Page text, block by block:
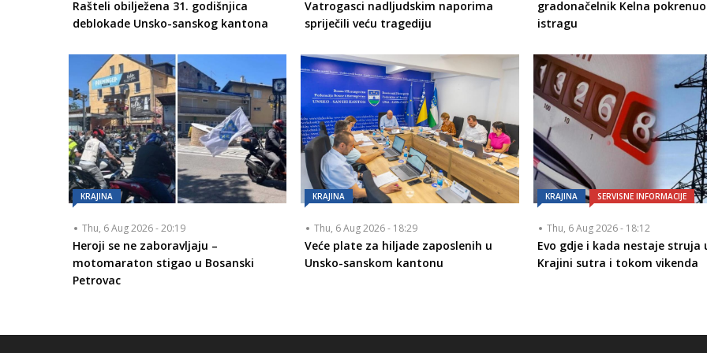
Rašteli obilježena 31. godišnjica
deblokade Unsko-sanskog kantona
Vatrogasci nadljudskim naporima
spriječili veću tragediju
gradonačelnik Kelna pokrenuo
istragu
KRAJINA
Thu, 6 Aug 2026 - 20:19
Heroji se ne zaboravljaju –
motomaraton stigao u Bosanski
Petrovac
KRAJINA
Thu, 6 Aug 2026 - 18:29
Veće plate za hiljade zaposlenih u
Unsko-sanskom kantonu
KRAJINA SERVISNE INFORMACIJE
Thu, 6 Aug 2026 - 18:12
Evo gdje i kada nestaje struja
Krajini sutra i tokom vikenda